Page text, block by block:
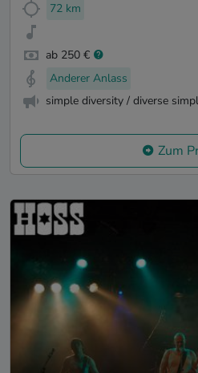
72 km
ab 250 €
Anderer Anlass
simple diversity / diverse
Zum